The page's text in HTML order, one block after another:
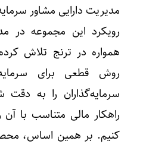
مدیریت دارایی مشاور
رویکرد این مجموعه در
همواره در ترنج تلاش
روش قطعی برای
سرمایه‌گذاران را به
راهکار مالی متناسب با آن
کنیم. بر همین اساس،